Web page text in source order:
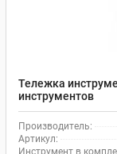
Тележка
инструментов
Производитель:
Артикул:
Инструмент в